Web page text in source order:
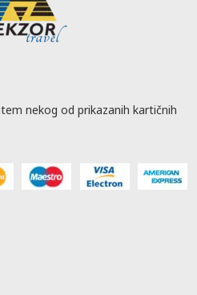
nekog od prikazanih kartičnih